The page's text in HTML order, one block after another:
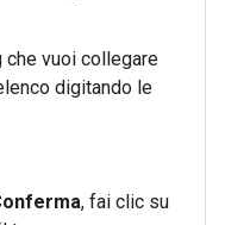
vuoi collegare
digitando le
, fai clic su